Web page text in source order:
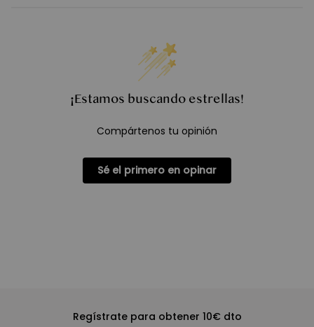
¡Estamos buscando estrellas!
Compártenos tu opinión
Sé el primero en opinar
Regístrate para obtener 10€ dto